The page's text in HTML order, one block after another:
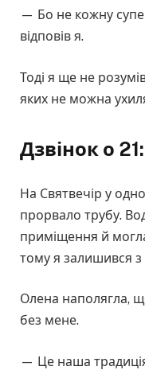
— Бо не кожну
відповів я.
Тоді я ще не
яких не можна
Дзвінок о
На Святвечір у
прорвало трубу.
приміщення й
тому я залишився
Олена наполягла,
без мене.
— Це наша